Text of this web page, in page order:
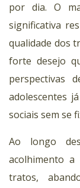
por dia. O
significativa
qualidade dos
forte desejo
perspectivas
adolescentes
sociais sem se
Ao longo
acolhimento a
tratos,